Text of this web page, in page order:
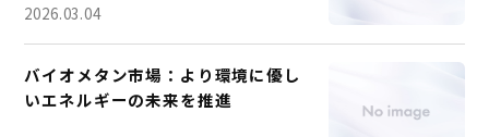
2026.03.04
バイオメタン市場：より環境に優し
いエネルギーの未来を推進